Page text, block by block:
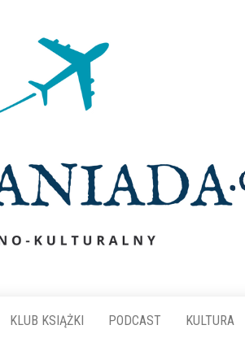
KLUB KSIĄŻKI PODCAST KULTURA